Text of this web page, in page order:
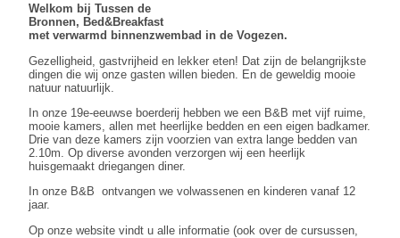
Welkom bij Tussen de
Bronnen, Bed&Breakfast
met verwarmd binnenzwembad in de Vogezen.
Gezelligheid, gastvrijheid en lekker eten! Dat zijn de belangrijkste
dingen die wij onze gasten willen bieden. En de geweldig mooie
natuur natuurlijk.
In onze 19e-eeuwse boerderij hebben we een B&B met vijf ruime,
mooie kamers, allen met heerlijke bedden en een eigen badkamer.
Drie van deze kamers zijn voorzien van extra lange bedden van
2.10m. Op diverse avonden verzorgen wij een heerlijk
huisgemaakt driegangen diner.
In onze B&B ontvangen we volwassenen en kinderen vanaf 12
jaar.
Op onze website vindt u alle informatie (ook over de cursussen,